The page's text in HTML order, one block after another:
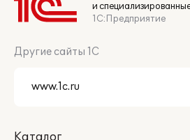
и
1С:Предприятие
Другие сайты 1С
Каталог